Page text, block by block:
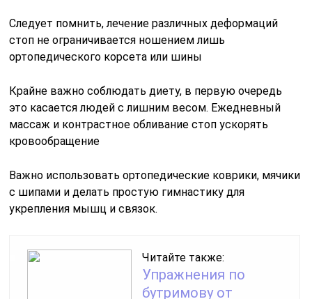
Следует помнить, лечение различных деформаций
стоп не ограничивается ношением лишь
ортопедического корсета или шины
Крайне важно соблюдать диету, в первую очередь
это касается людей с лишним весом. Ежедневный
массаж и контрастное обливание стоп ускорять
кровообращение
Важно использовать ортопедические коврики, мячики
с шипами и делать простую гимнастику для
укрепления мышц и связок.
Читайте также:
Упражнения по
бутримову от